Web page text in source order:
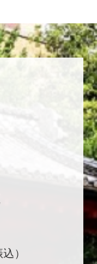
た。これか
）